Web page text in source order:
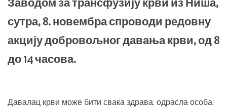
Заводом за трансфузију крви из Ниша,
сутра, 8. новембра спроводи редовну
акцију добровољног давања крви, од 8
до 14 часова.
Давалац крви може бити свака здрава, одрасла особа,